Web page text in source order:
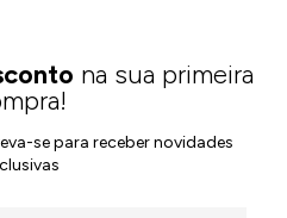
na sua primeira
se para receber novidades